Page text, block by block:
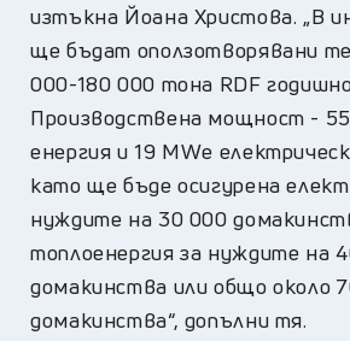
изтъкна Йоана Христова. „В
ще бъдат оползотворявани
000-180 000 тона RDF
Производствена мощност -
енергия и 19 MWe
като ще бъде осигурена
нуждите на 30 000
топлоенергия за нуждите на
домакинства или общо около
домакинства“, допълни тя.